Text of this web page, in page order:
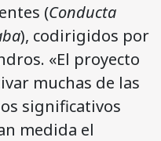
(Conducta
), codirigidos por
«El proyecto
muchas de las
significativos
medida el